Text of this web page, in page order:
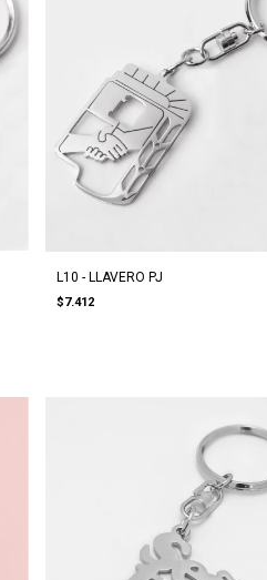
L10 - LLAVERO PJ
$7.412